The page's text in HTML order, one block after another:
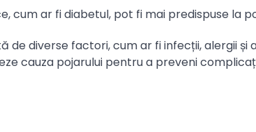
cum ar fi diabetul, pot fi mai predispuse la
de diverse factori, cum ar fi infecții, alergii și
cauza pojarului pentru a preveni